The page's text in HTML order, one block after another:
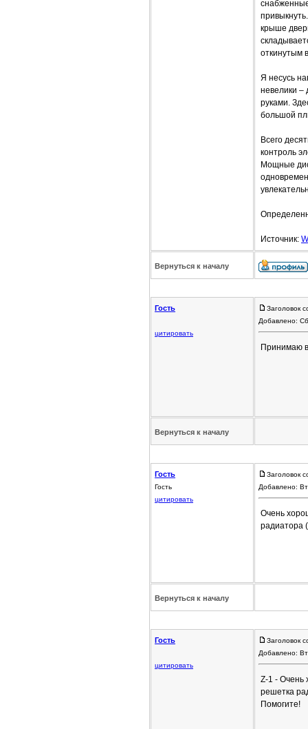
крыше
откинутым
Я несусь
невелики –
руками.
большой
Всего
контроль
Мощные
Источник:
Вернуться к началу
Гость
цитировать
Заголовок
Добавлено:
Принимаю
Вернуться к началу
Гость
Гость
цитировать
Заголовок
Добавлено:
Очень
радиатора
Вернуться к началу
Гость
цитировать
Заголовок
Добавлено:
Z-1 - Очень
решетка
Помогите!